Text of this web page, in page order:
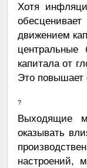
Хотя
движением
центральные
капитала от
Это повышает
?
Выходящие
оказывать
настроений,